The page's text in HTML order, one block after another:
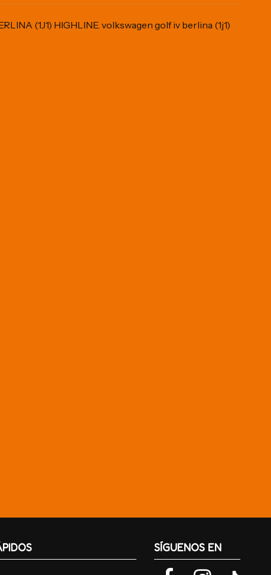
(1J1) HIGHLINE. volkswagen golf iv berlina (1j1)
SÍGUENOS EN